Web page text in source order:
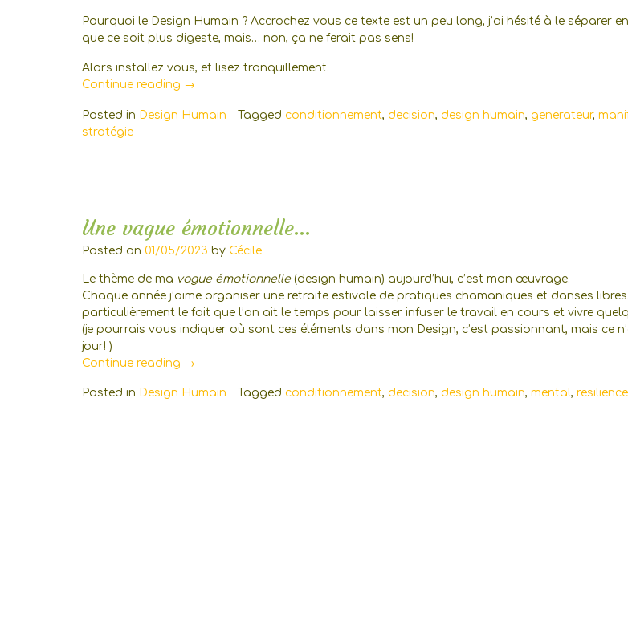
Pourquoi le Design Humain ? Accrochez vous ce texte est un peu long, j’ai hésité à le séparer
que ce soit plus digeste, mais… non, ça ne ferait pas sens!
Alors installez vous, et lisez tranquillement.
Continue reading « Pourquoi
Design
à
mes
yeux
→
Posted in Design Humain Tagged conditionnement, decision, design humain, generateur,
stratégie
Une vague émotionnelle…
Posted on 01/05/2023 by Cécile
Le thème de ma vague émotionnelle(design humain) aujourd’hui, c’est mon œuvrage.
Chaque année j’aime organiser une retraite estivale de pratiques chamaniques et danses
particulièrement le fait que l’on ait le temps pour laisser infuser le travail en cours et vivre
(je pourrais vous indiquer où sont ces éléments dans mon Design, c’est passionnant, mais ce
jour! )
Continue reading « Une
émotionnelle… »
→
Posted in Design Humain Tagged conditionnement, decision, design humain, mental, resilience